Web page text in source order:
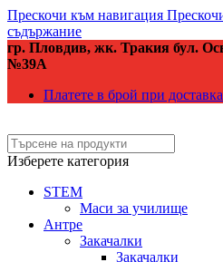
Прескочи към навигация
съдържание
гр. Пловдив, жк. Тракия бул.
№39А
Платете в брой при доставка
Изберете категория
STEM
Маси за училище
Антре
Закачалки
Закачалки